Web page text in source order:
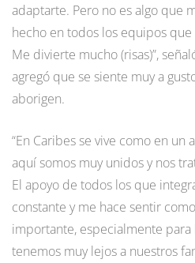
adaptarte. Pero no es algo que
hecho en todos los equipos
Me divierte mucho (risas)”,
agregó que se siente muy a
aborigen.
“En Caribes se vive como en
aquí somos muy unidos y nos
El apoyo de todos los que
constante y me hace sentir
importante, especialmente
tenemos muy lejos a nuestros